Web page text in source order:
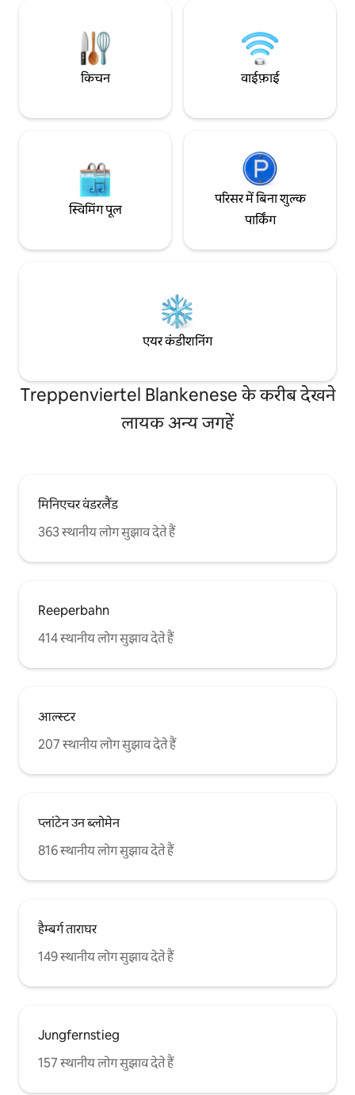
पर, अल्स्टर से तीन किलोमीटर और बंदरगाह से चार
किलोमीटर की दूरी पर है। पड़ोस शांत और सुरक्षित है,
सुपरमार्केट और रेस्तरां पैदल दूरी के भीतर हैं। मेट्रो
स्टेशन Hoheluftbrücke (U3) और Schlump
सामने लगभग सीधे रुकती है, और बसें M4 और M5
दरवाजे के सामने धूम्रपान ठीक है, लेकिन 22:00 से
कृपया पड़ोसियों की वजह से जोर से बात न करें। कभी
भी फूलों के बर्तनों को ऐशट्रे के रूप में उपयोग न करें
(किसी ने पहले ही ऐसा कर लिया है...)!
किचन वाईफ़ाई
स्विमिंग पूल
परिसर में बिना शुल्क
पार्किंग
एयर कंडीशनिंग
Treppenviertel Blankenese के करीब देखने
लायक अन्य जगहें
मिनिएचर वंडरलैंड
363 स्थानीय लोग सुझाव देते हैं
Reeperbahn
414 स्थानीय लोग सुझाव देते हैं
आल्स्टर
207 स्थानीय लोग सुझाव देते हैं
प्लांटेन उन ब्लोमेन
816 स्थानीय लोग सुझाव देते हैं
हैम्बर्ग ताराघर
149 स्थानीय लोग सुझाव देते हैं
Jungfernstieg
157 स्थानीय लोग सुझाव देते हैं